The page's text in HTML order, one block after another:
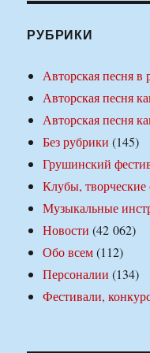
РУБРИКИ
Авторская песня в
Авторская песня
Авторская песня
Без рубрики (145)
Грушинский
Клубы,
Музыкальные
Новости (42 062)
Обо всем(112)
Персоналии (134)
Фестивали,